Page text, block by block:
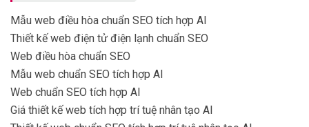
Mẫu web điều hòa chuẩn SEO tích hợp AI
Thiết kế web điện tử điện lạnh chuẩn SEO
Web điều hòa chuẩn SEO
Mẫu web chuẩn SEO tích hợp AI
Web chuẩn SEO tích hợp AI
Giá thiết kế web tích hợp trí tuệ nhân tạo AI